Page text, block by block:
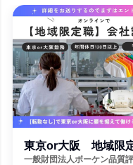
東京or大阪 地域限
一般財団法人ボーケン品質